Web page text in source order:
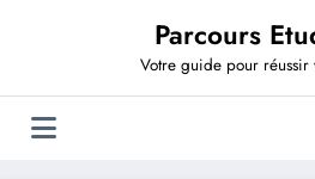
Parcours
Votre guide pour réussir